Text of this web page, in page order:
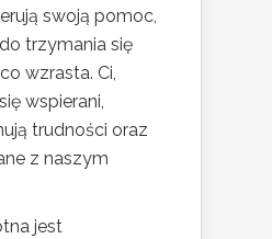
swoją pomoc,
do trzymania się
wzrasta. Ci,
wspierani,
trudności oraz
z naszym
jest